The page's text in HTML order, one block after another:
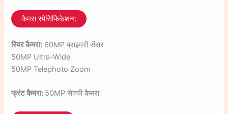
कैमरा स्पेसिफिकेशन:
रियर कैमरा: 60MP प्राइमरी सेंसर
50MP Ultra-Wide
50MP Telephoto Zoom
फ्रंट कैमरा: 50MP सेल्फी कैमरा